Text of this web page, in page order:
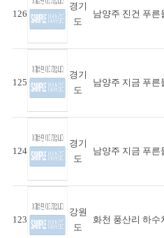
126
경기
도
남양주 진건 푸른
125
경기
도
남양주 지금 푸른
124
경기
도
남양주 지금 푸른
123
강원
도
화천 풍산리 하수